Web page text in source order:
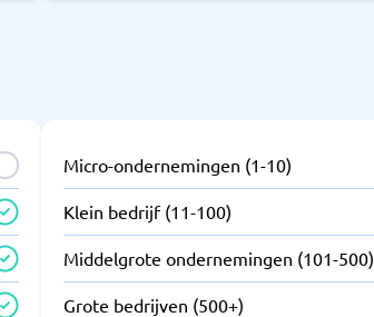
Micro-ondernemingen (1-10)
Klein bedrijf (11-100)
Middelgrote ondernemingen (101-500)
Grote bedrijven (500+)